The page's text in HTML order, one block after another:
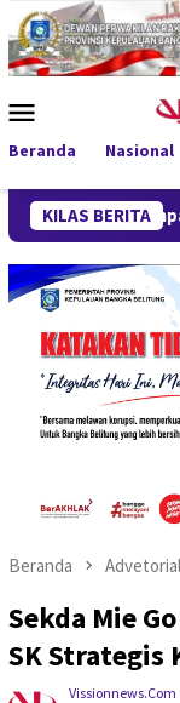
Loncat
ke
konten
Mobile
Beranda Nasional
KILAS BERITA
Orang Resmi
Beranda Advetorial
Sekda Mie
SK Strategis
Vissionnews.com